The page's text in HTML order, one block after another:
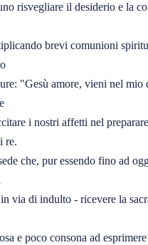
risvegliare il desiderio e la
brevi comunioni
"Gesù amore, vieni nel mio
i nostri affetti nel
re.
che, pur essendo fino ad
via di indulto - ricevere la
e poco consona ad